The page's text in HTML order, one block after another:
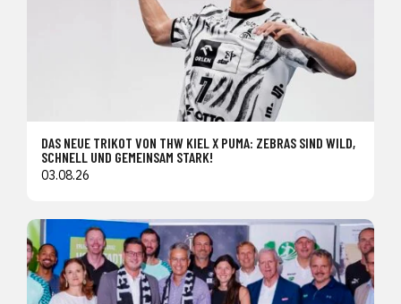
DAS NEUE TRIKOT VON THW KIEL X PUMA: ZEBRAS SIND WILD,
SCHNELL UND GEMEINSAM STARK!
03.08.26